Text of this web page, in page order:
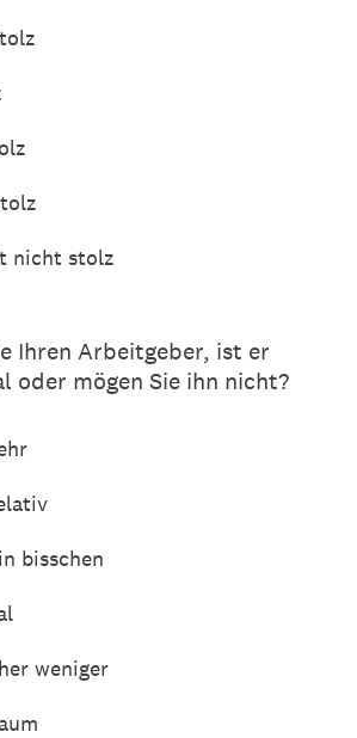
nicht stolz
Ihren Arbeitgeber, ist er
oder mögen Sie ihn nicht?
bisschen
weniger